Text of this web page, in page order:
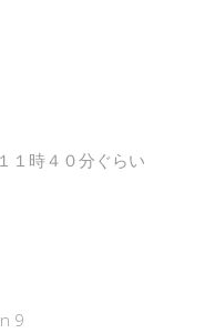
１時４０分ぐらい
9